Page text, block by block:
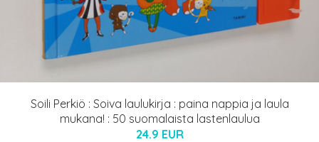
Soili Perkiö : Soiva laulukirja : paina nappia ja laula
mukana! : 50 suomalaista lastenlaulua
24.9 EUR